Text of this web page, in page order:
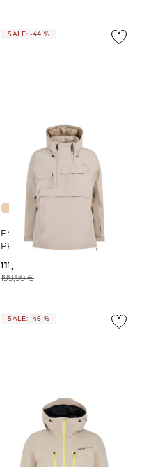
SALE: -44 %
Protest | Damen Skianorak
PRTVIPER
111,95 €
199,99 €
SALE: -46 %